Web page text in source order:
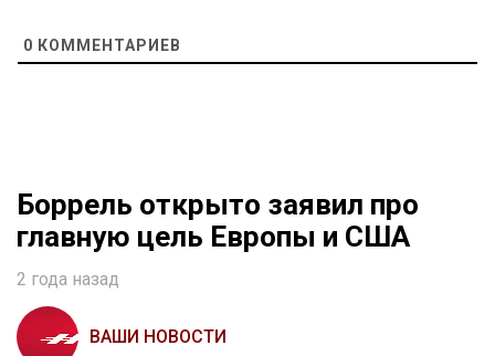
0 КОММЕНТАРИЕВ
Боррель открыто заявил про
главную цель Европы и США
2 года назад
ВАШИ НОВОСТИ